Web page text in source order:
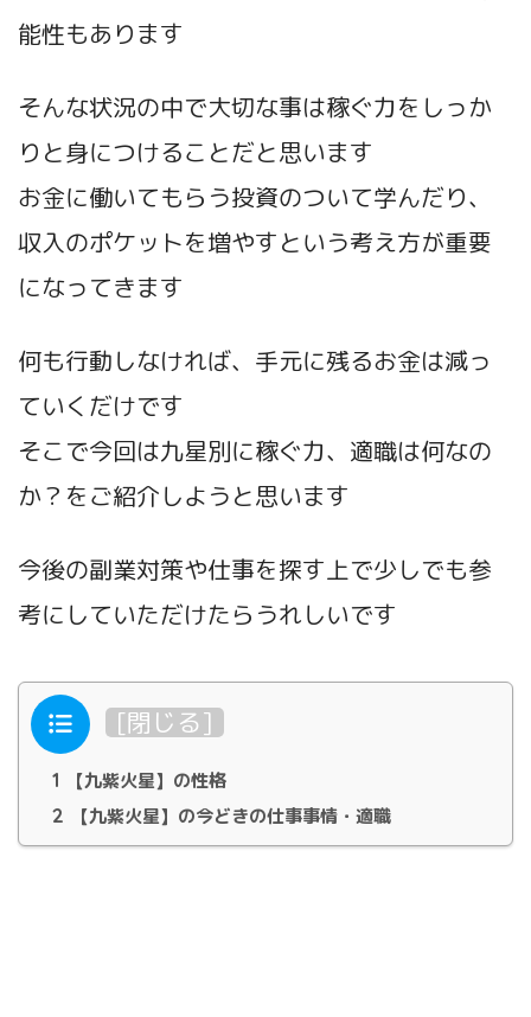
能性もあります
そんな状況の中で大切な事は稼ぐ力をしっか
りと身につけることだと思います
お金に働いてもらう投資のついて学んだり、
収入のポケットを増やすという考え方が重要
になってきます
何も行動しなければ、手元に残るお金は減っ
ていくだけです
そこで今回は九星別に稼ぐ力、適職は何なの
か？をご紹介しようと思います
今後の副業対策や仕事を探す上で少しでも参
考にしていただけたらうれしいです
目次 [閉じる]
1
【九紫火星】の性格
2
【九紫火星】の今どきの仕事事情・適職